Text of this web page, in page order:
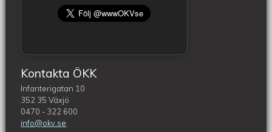
Kontakta ÖKK
Infanterigatan 10
352 35 Växjö
0470 - 322 600
info@okv.se